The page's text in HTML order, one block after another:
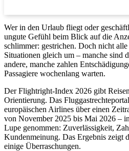
Wer in den Urlaub fliegt oder
ungute Gefühl beim Blick auf die
schlimmer: gestrichen. Doch nicht
Situationen gleich um – manche sind
andere, manche zahlen
Passagiere wochenlang warten.
Der Flightright-Index 2026 gibt
Orientierung. Das
europäischen Airlines über einen
von November 2025 bis Mai 2026 –
Lupe genommen: Zuverlässigkeit,
Kundenmeinung. Das Ergebnis zeigt
einige Überraschungen.